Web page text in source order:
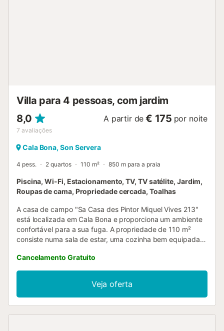
Villa para 4 pessoas, com jardim
8,0
7 avaliações
A partir de € 175 por noite
Cala Bona, Son Servera
4 pess. 2 quartos 110 m² 850 m para a praia
Piscina, Wi-Fi, Estacionamento, TV, TV satélite, Jardim,
Roupas de cama, Propriedade cercada, Toalhas
A casa de campo "Sa Casa des Pintor Miquel Vives 213"
está localizada em Cala Bona e proporciona um ambiente
confortável para a sua fuga. A propriedade de 110 m²
consiste numa sala de estar, uma cozinha bem equipada,
pessoas. As comodidades disponíveis incluem Wi-Fi, uma
TV e uma máquina de lavar roupa. O ponto alto da
propriedade é a sua espaçosa área exterior privada com
uma grande piscina, um jardim, um terraço aberto, um
terraço coberto e um barbecue. A área exterior está
Cancelamento Gratuito
Veja oferta